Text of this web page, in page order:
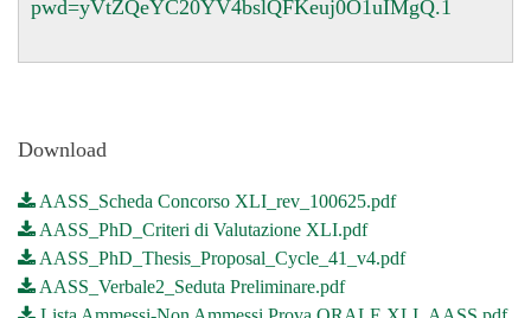
pwd=yVtZQeYC20YV4bslQFKeuj0O1uIMgQ.1
Download
AASS_Scheda Concorso XLI_rev_100625.pdf
AASS_PhD_Criteri di Valutazione XLI.pdf
AASS_PhD_Thesis_Proposal_Cycle_41_v4.pdf
AASS_Verbale2_Seduta Preliminare.pdf